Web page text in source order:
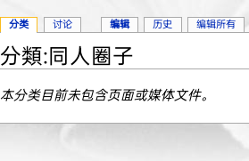
分類:同人圈子
本分类目前未包含页面或媒体文件。
分类 讨论 编辑 历史 编辑所有